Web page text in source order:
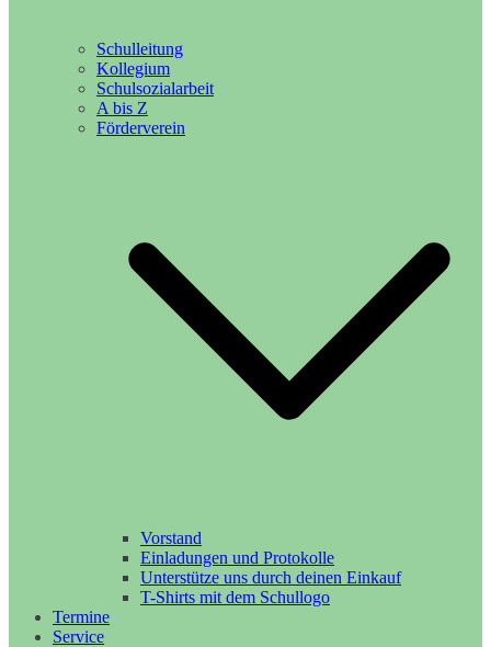
Schulleitung
Kollegium
Schulsozialarbeit
A bis Z
Förderverein
Vorstand
Einladungen und Protokolle
Unterstütze uns durch deinen Einkauf
T-Shirts mit dem Schullogo
Termine
Service